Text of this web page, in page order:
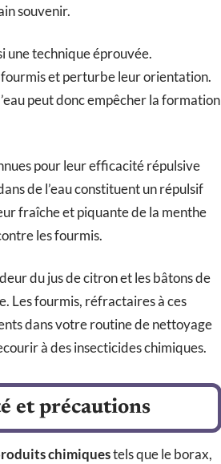
souvenir.
une technique éprouvée.
fourmis et perturbe leur orientation.
peut donc empêcher la formation
pour leur efficacité répulsive
de l’eau constituent un répulsif
fraîche et piquante de la menthe
les fourmis.
du jus de citron et les bâtons de
Les fourmis, réfractaires à ces
dans votre routine de nettoyage
à des insecticides chimiques.
et précautions
chimiquestels que le borax,